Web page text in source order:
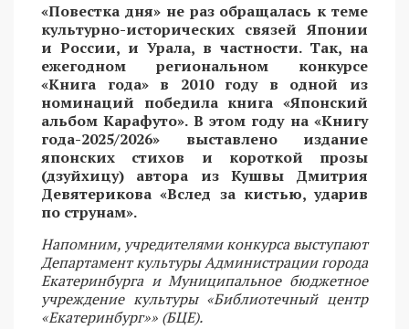
«Повестка дня» не раз обращалась к теме
культурно-исторических связей Японии
и России, и Урала, в частности. Так, на
ежегодном региональном конкурсе
«Книга года» в 2010 году в одной из
номинаций победила книга «Японский
альбом Карафуто». В этом году на «Книгу
года-2025/2026» выставлено издание
японских стихов и короткой прозы
(дзуйхицу) автора из Кушвы Дмитрия
Девятерикова «Вслед за кистью, ударив
по струнам».
Напомним, учредителями конкурса выступают
Департамент культуры Администрации города
Екатеринбурга и Муниципальное бюджетное
учреждение культуры «Библиотечный центр
«Екатеринбург»» (БЦЕ).